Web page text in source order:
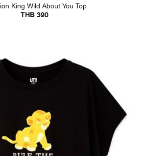
King Wild About You Top
THB 390